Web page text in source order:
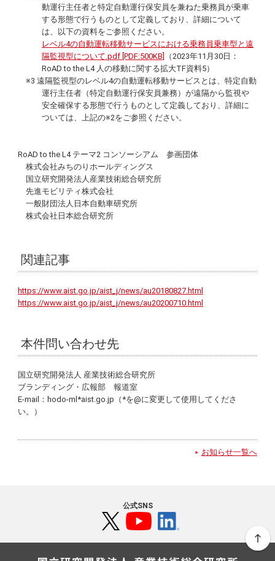
動運行主任者と特定自動運行保安員を兼ねた乗務員が乗車
する形態で行うものとして定義しており、詳細について
は、以下の資料をご参照ください。
レベル4の自動運転移動サービスにおける乗務員乗車型と遠
隔監視型について.pdf [PDF:500KB]
（2023年11月30日：
RoAD to the L4 人の移動に関する拡大TF資料5）
※3 遠隔監視型のレベル4の自動運転移動サービスとは、特定自動
運行主任者（特定自動運行保安員兼務）が遠隔から監視や
安全確保する形態で行うものとして定義しており、詳細に
ついては、上記の※2をご参照ください。
RoAD to the L4 テーマ2 コンソーシアム 参画団体
株式会社みちのりホールディングス
国立研究開発法人産業技術総合研究所
先進モビリティ株式会社
一般財団法人日本自動車研究所
株式会社日本総合研究所
関連記事
https://www.aist.go.jp/aist_j/news/au20180827.html
https://www.aist.go.jp/aist_j/news/au20200710.html
本件問い合わせ先
国立研究開発法人 産業技術総合研究所
ブランディング・広報部 報道室
E-mail：hodo-ml*aist.go.jp（*を@に変更して使用してくださ
い。）
お知らせ一覧へ
公式SNS